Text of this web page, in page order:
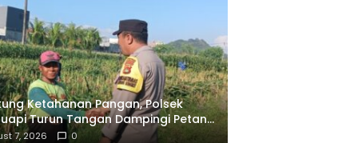
Ketahanan Pangan, Polsek
Turun Tangan Dampingi Petani
Karang Bongkot
7, 2026 0